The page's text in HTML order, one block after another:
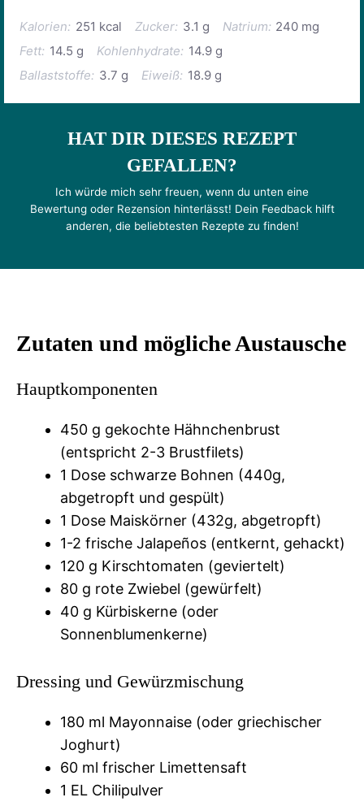
Kalorien: 251 kcal Zucker: 3.1 g Natrium: 240 mg
Fett: 14.5 g Kohlenhydrate: 14.9 g
Ballaststoffe: 3.7 g Eiweiß: 18.9 g
HAT DIR DIESES REZEPT
GEFALLEN?
Ich würde mich sehr freuen, wenn du unten eine
Bewertung oder Rezension hinterlässt! Dein Feedback hilft
anderen, die beliebtesten Rezepte zu finden!
Zutaten und mögliche Austausche
Hauptkomponenten
450 g gekochte Hähnchenbrust
(entspricht 2-3 Brustfilets)
1 Dose schwarze Bohnen (440g,
abgetropft und gespült)
1 Dose Maiskörner (432g, abgetropft)
1-2 frische Jalapeños (entkernt, gehackt)
120 g Kirschtomaten (geviertelt)
80 g rote Zwiebel (gewürfelt)
40 g Kürbiskerne (oder
Sonnenblumenkerne)
Dressing und Gewürzmischung
180 ml Mayonnaise (oder griechischer
Joghurt)
60 ml frischer Limettensaft
1 EL Chilipulver